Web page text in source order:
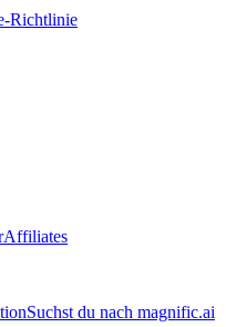
Richtlinie
Affiliates
Suchst du nach magnific.ai